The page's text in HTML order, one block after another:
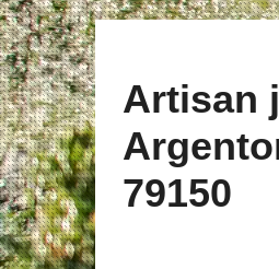
Artisan
79150